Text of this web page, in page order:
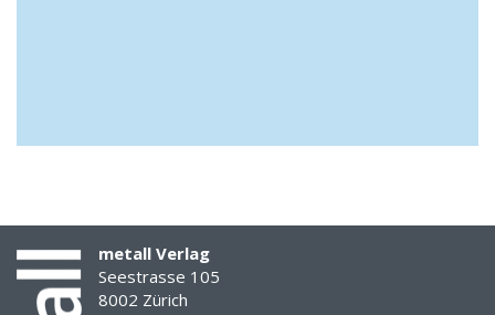
»
a
donné
naissance
metall Verlag
Seestrasse 105
8002 Zürich